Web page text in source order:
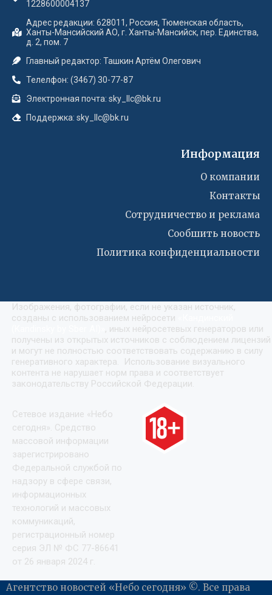
1228600004137
Адрес редакции: 628011, Россия, Тюменская область,
Ханты-Мансийский АО, г. Ханты-Мансийск, пер. Единства,
д. 2, пом. 7
Главный редактор: Ташкин Артём Олегович
Телелфон: (3467) 30-77-87
Электронная почта: sky_llc@bk.ru
Поддержка: sky_llc@bk.ru
Информация
О компании
Контакты
Сотрудничество и реклама
Сообшить новость
Политика конфиденциальности
Изображения, фотографии, если не указан источник,
созданы с использованием нейросети
, иных нейросетевых генераторов или
получены из открытых источников с соблюдением лицензий
и могут не полностью соответствовать содержанию в силу
генеративного характера. Использование визуального
контента не нарушает норм права и соответствует
законодательству Российской Федерации.
Сетевое издание «Небо
сегодня». Средство
массовой информации
зарегистрировано
Федеральной службой по
надзору в сфере связи,
информационных
технологий и массовых
коммуникаций,
регистрационный номер
серия ЭЛ № ФС 77-86641
от 26 января 2024 г.
Агентство новостей «Небо сегодня» ©. Все права